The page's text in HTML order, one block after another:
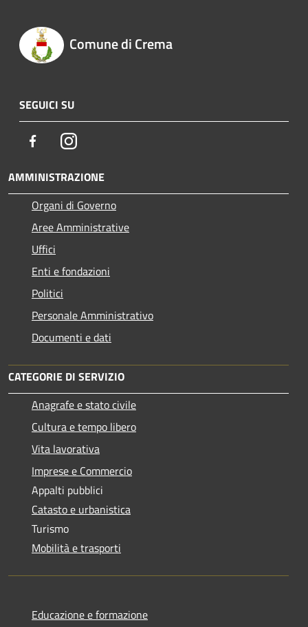
Comune di Crema
SEGUICI SU
FacebookInstagram
AMMINISTRAZIONE
Organi di Governo
Aree Amministrative
Uffici
Enti e fondazioni
Politici
Personale Amministrativo
Documenti e dati
CATEGORIE DI SERVIZIO
Anagrafe e stato civile
Cultura e tempo libero
Vita lavorativa
Imprese e Commercio
Appalti pubblici
Catasto e urbanistica
Turismo
Mobilità e trasporti
Educazione e formazione